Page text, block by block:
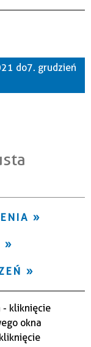
do 7. grudzień